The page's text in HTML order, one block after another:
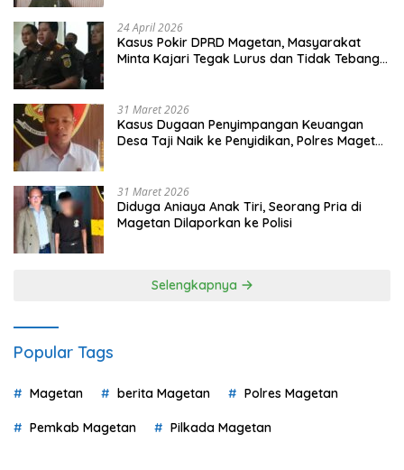
24 April 2026
Kasus Pokir DPRD Magetan, Masyarakat
Minta Kajari Tegak Lurus dan Tidak Tebang
31 Maret 2026
Kasus Dugaan Penyimpangan Keuangan
Desa Taji Naik ke Penyidikan, Polres Magetan
31 Maret 2026
Diduga Aniaya Anak Tiri, Seorang Pria di
Magetan Dilaporkan ke Polisi
Selengkapnya
Popular Tags
Magetan berita Magetan Polres Magetan
Pemkab Magetan Pilkada Magetan